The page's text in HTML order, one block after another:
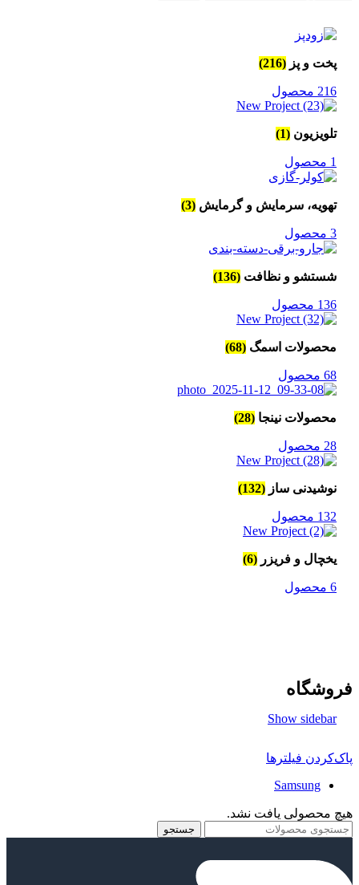
پخت و پز (216)
216 محصول
تلویزیون (1)
1 محصول
تهویه، سرمایش و گرمایش (3)
3 محصول
شستشو و نظافت (136)
136 محصول
محصولات اسمگ (68)
68 محصول
محصولات نینجا (28)
28 محصول
نوشیدنی ساز (132)
132 محصول
یخچال و فریزر (6)
6 محصول
فروشگاه
Show sidebar
پاک‌کردن فیلترها
Samsung
هیچ محصولی یافت نشد.
جستجو